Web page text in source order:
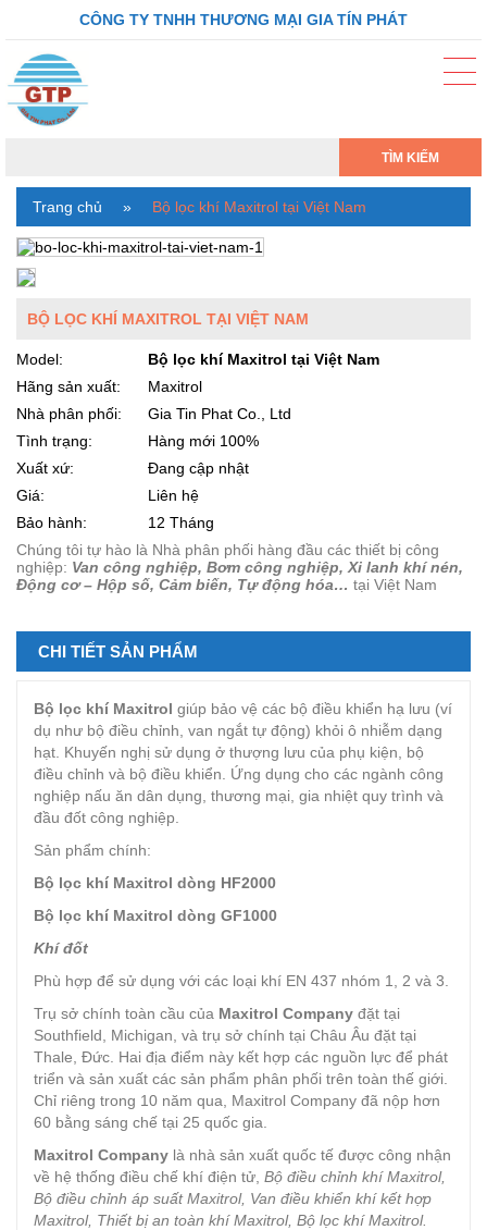
CÔNG TY TNHH THƯƠNG MẠI GIA TÍN PHÁT
TÌM KIẾM
Trang chủ » Bộ lọc khí Maxitrol tại Việt Nam
BỘ LỌC KHÍ MAXITROL TẠI VIỆT NAM
Model:
Bộ lọc khí Maxitrol tại Việt Nam
Hãng sản xuất:
Maxitrol
Nhà phân phối:
Gia Tin Phat Co., Ltd
Tình trạng:
Hàng mới 100%
Xuất xứ:
Đang cập nhật
Giá:
Liên hệ
Bảo hành:
12 Tháng
Chúng tôi tự hào là Nhà phân phối hàng đầu các thiết bị công
nghiệp: Van công nghiệp, Bơm công nghiệp, Xi lanh khí nén,
Động cơ – Hộp số, Cảm biến, Tự động hóa… tại Việt Nam
CHI TIẾT SẢN PHẨM
Bộ lọc khí Maxitrol giúp bảo vệ các bộ điều khiển hạ lưu (ví
dụ như bộ điều chỉnh, van ngắt tự động) khỏi ô nhiễm dạng
hạt. Khuyến nghị sử dụng ở thượng lưu của phụ kiện, bộ
điều chỉnh và bộ điều khiển. Ứng dụng cho các ngành công
nghiệp nấu ăn dân dụng, thương mại, gia nhiệt quy trình và
đầu đốt công nghiệp.
Sản phẩm chính:
Bộ lọc khí Maxitrol dòng HF2000
Bộ lọc khí Maxitrol dòng GF1000
Khí đốt
Phù hợp để sử dụng với các loại khí EN 437 nhóm 1, 2 và 3.
Trụ sở chính toàn cầu của Maxitrol Company đặt tại
Southfield, Michigan, và trụ sở chính tại Châu Âu đặt tại
Thale, Đức. Hai địa điểm này kết hợp các nguồn lực để phát
triển và sản xuất các sản phẩm phân phối trên toàn thế giới.
Chỉ riêng trong 10 năm qua, Maxitrol Company đã nộp hơn
60 bằng sáng chế tại 25 quốc gia.
Maxitrol Company là nhà sản xuất quốc tế được công nhận
về hệ thống điều chế khí điện tử, Bộ điều chỉnh khí Maxitrol,
Bộ điều chỉnh áp suất Maxitrol, Van điều khiển khí kết hợp
Maxitrol, Thiết bị an toàn khí Maxitrol, Bộ lọc khí Maxitrol.